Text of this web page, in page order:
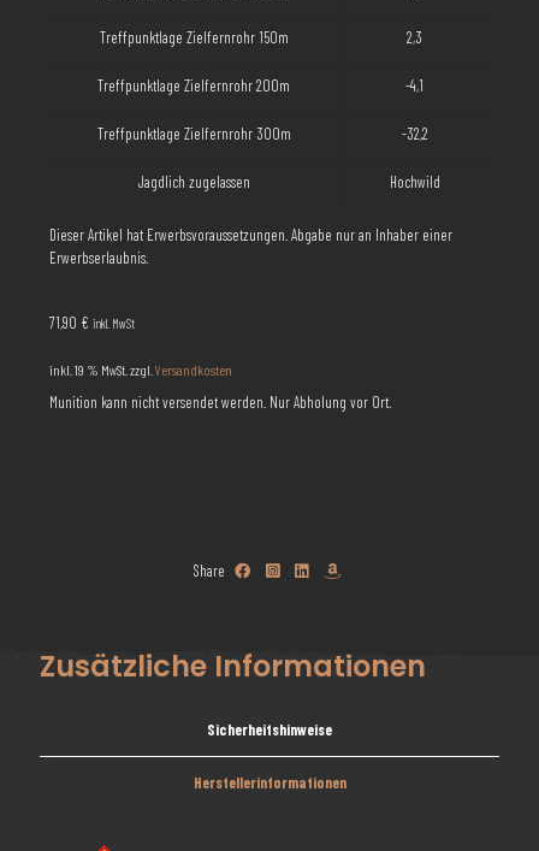
Treffpunktlage Zielfernrohr 150m 2,3
Treffpunktlage Zielfernrohr 200m -4,1
Treffpunktlage Zielfernrohr 300m -32,2
Jagdlich zugelassen Hochwild
Dieser Artikel hat Erwerbsvoraussetzungen. Abgabe nur an Inhaber einer
Erwerbserlaubnis.
71,90 € inkl. MwSt
inkl. 19 % MwSt. zzgl. Versandkosten
Munition kann nicht versendet werden. Nur Abholung vor Ort.
Share
Zusätzliche Informationen
Sicherheitshinweise
Herstellerinformationen